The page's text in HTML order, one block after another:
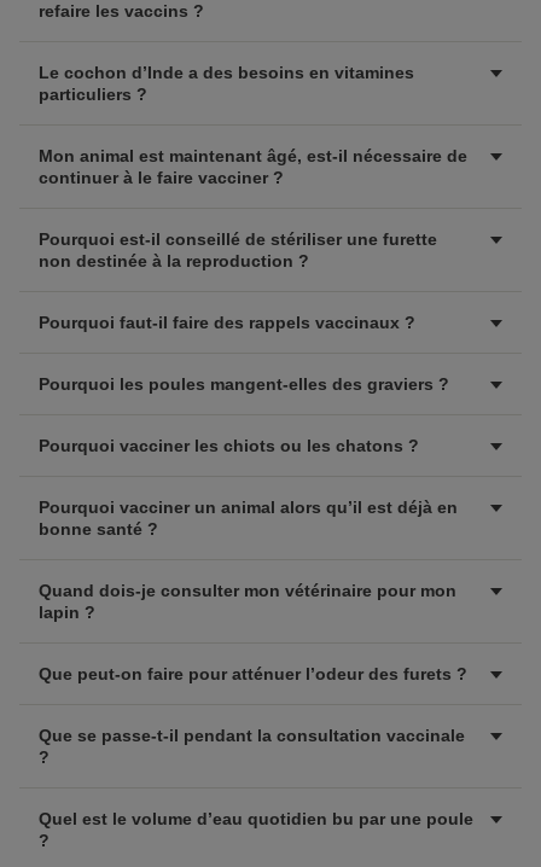
refaire les vaccins ?
Le cochon d’Inde a des besoins en vitamines
particuliers ?
Mon animal est maintenant âgé, est-il nécessaire de
continuer à le faire vacciner ?
Pourquoi est-il conseillé de stériliser une furette
non destinée à la reproduction ?
Pourquoi faut-il faire des rappels vaccinaux ?
Pourquoi les poules mangent-elles des graviers ?
Pourquoi vacciner les chiots ou les chatons ?
Pourquoi vacciner un animal alors qu’il est déjà en
bonne santé ?
Quand dois-je consulter mon vétérinaire pour mon
lapin ?
Que peut-on faire pour atténuer l’odeur des furets ?
Que se passe-t-il pendant la consultation vaccinale
?
Quel est le volume d’eau quotidien bu par une poule
?